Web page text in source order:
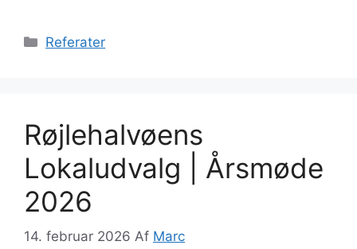
Kategorier
Referater
Røjlehalvøens
Lokaludvalg | Årsmøde
2026
14. februar 2026 Af Marc